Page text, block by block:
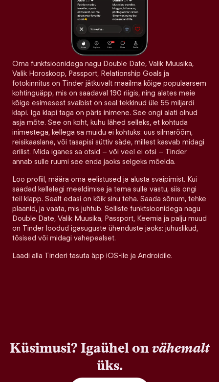
Oma funktsioonidega nagu Double Date, Valik Muusika,
Valik Horoskoop, Passport, Relationship Goals ja
fotokinnitus on Tinder jätkuvalt maailma kõige populaarsem
kohtinguäpp, mis on saadaval 190 riigis, ning alates meie
kõige esimesest svaibist on seal tekkinud üle 55 miljardi
klapi. Iga klapi taga on päris inimene. See ongi alati olnud
asja mõte. See on koht, kuhu lähed selleks, et kohtuda
inimestega, kellega sa muidu ei kohtuks: uus silmarõõm,
reisikaaslane, või tasapisi süttiv säde, millest kasvab midagi
erilist. Mida iganes sa otsid – või veel ei otsi – Tinder
annab sulle ruumi see enda jaoks selgeks mõelda.
Loo profiil, määra oma eelistused ja alusta svaipimist. Kui
saadad kellelegi meeldimise ja tema sulle vastu, siis ongi
teil klapp. Sealt edasi on kõik sinu teha. Saada sõnum, tehke
plaanid, ja vaata, mis juhtub. Selliste funktsioonidega nagu
Double Date, Valik Muusika, Passport, Keemia ja palju muud
on Tinder loodud igasuguste ühenduste jaoks: juhuslikud,
tõsised või midagi vahepealset.
Laadi alla Tinderi tasuta äpp iOS-ile ja Androidile.
Küsimusi? Igaühel onvähemalt
üks.